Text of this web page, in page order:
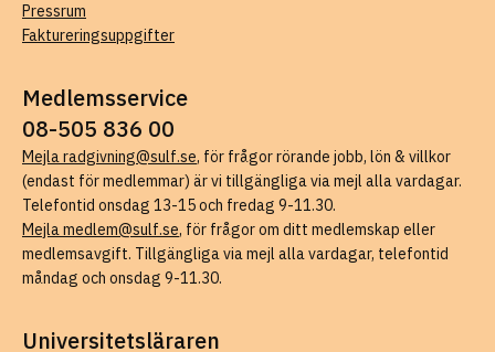
Pressrum
Faktureringsuppgifter
Medlemsservice
08-505 836 00
Mejla radgivning@sulf.se, för frågor rörande jobb, lön & villkor
(endast för medlemmar) är vi tillgängliga via mejl alla vardagar.
Telefontid onsdag 13-15 och fredag 9-11.30.
Mejla medlem@sulf.se, för frågor om ditt medlemskap eller
medlemsavgift. Tillgängliga via mejl alla vardagar, telefontid
måndag och onsdag 9-11.30.
Universitetsläraren